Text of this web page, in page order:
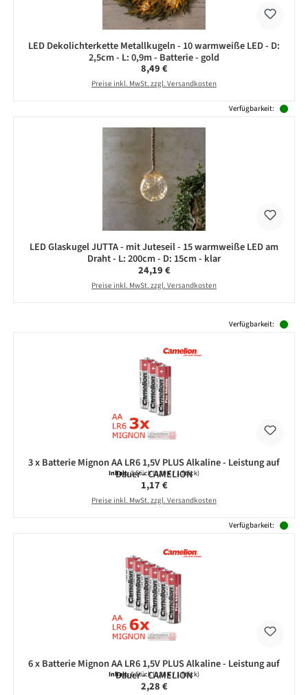
LED Dekolichterkette Metallkugeln - 10 warmweiße LED - D:
2,5cm - L: 0,9m - Batterie - gold
Regulärer Preis:
8,49 €
Preise inkl. MwSt. zzgl. Versandkosten
Verfügbarkeit:
LED Glaskugel JUTTA - mit Juteseil - 15 warmweiße LED am
Draht - L: 200cm - D: 15cm - klar
Regulärer Preis:
24,19 €
Preise inkl. MwSt. zzgl. Versandkosten
Verfügbarkeit:
3 x Batterie Mignon AA LR6 1,5V PLUS Alkaline - Leistung auf
Dauer - CAMELION
Inhalt:3 Stück(0,39 € / 1 Stück)
Regulärer Preis:
1,17 €
Preise inkl. MwSt. zzgl. Versandkosten
Verfügbarkeit:
6 x Batterie Mignon AA LR6 1,5V PLUS Alkaline - Leistung auf
Dauer - CAMELION
Inhalt:6 Stück(0,38 € / 1 Stück)
Regulärer Preis:
2,28 €